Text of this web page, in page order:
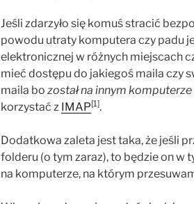
Jeśli zdarzyło się komuś stracić
powodu utraty komputera czy padu
elektronicznej w różnych miejscach
mieć dostępu do jakiegoś maila czy
maila bo został na innym komputerze
korzystać z IMAP[1].
Dodatkowa zaleta jest taka, że jeśli
folderu (o tym zaraz), to będzie on w
na komputerze, na którym